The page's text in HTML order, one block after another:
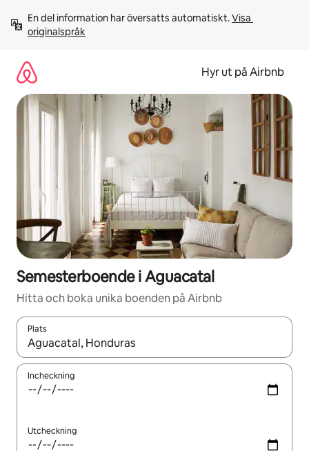
innehåll
En del information har översatts automatiskt. Visa
originalspråk
Hyr ut på Airbnb
Semesterboende i Aguacatal
Hitta och boka unika boenden på Airbnb
Plats
När resultaten är tillgängliga kan du navigera med upp- och
Incheckning
Utcheckning